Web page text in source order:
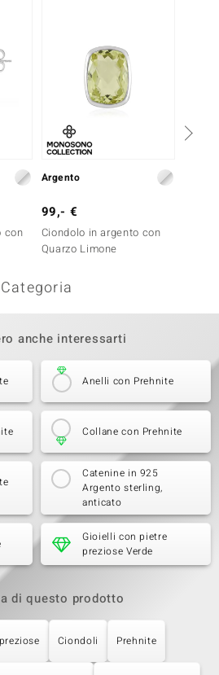
con
Argento
99,- €
Ciondolo in argento con
Quarzo Limone
Categoria
anche interessarti
Anelli con Prehnite
Collane con Prehnite
Catenine in 925
Argento sterling,
anticato
Gioielli con pietre
preziose Verde
di questo prodotto
Ciondoli Prehnite